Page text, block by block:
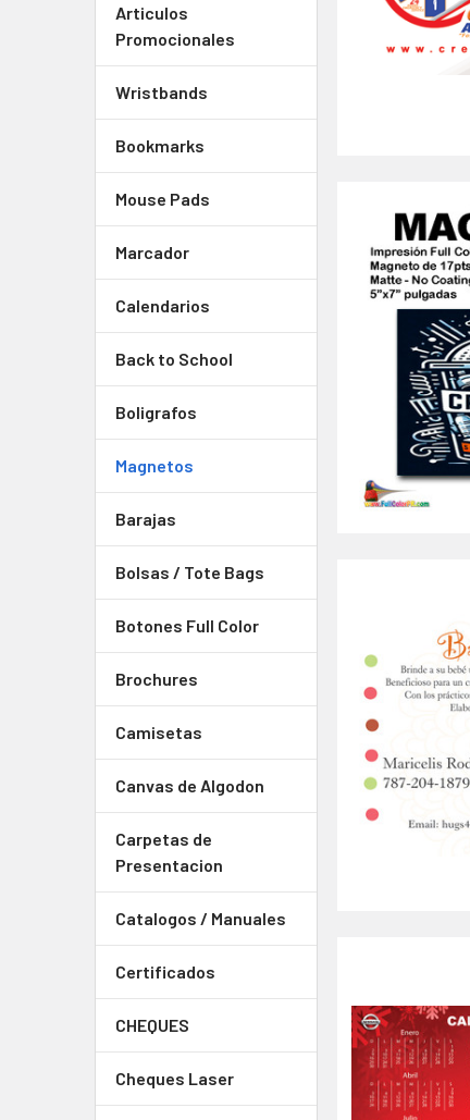
Articulos
Promocionales
Wristbands
Bookmarks
Mouse Pads
Marcador
Calendarios
Back to School
Boligrafos
Magnetos
Barajas
Bolsas / Tote Bags
Botones Full Color
Brochures
Camisetas
Canvas de Algodon
Carpetas de
Presentacion
Catalogos / Manuales
Certificados
CHEQUES
Cheques Laser